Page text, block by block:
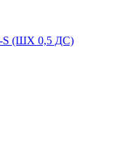
S (ШХ 0,5 ДС)